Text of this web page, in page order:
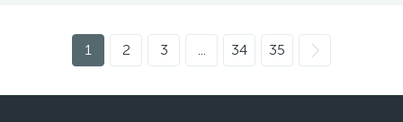
1 2 3 ... 34 35